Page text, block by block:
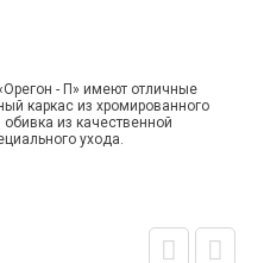
- П» имеют отличные
каркас из хромированного
из качественной
ухода.